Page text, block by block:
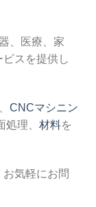
、医療、家
スを提供し
CNCマシニン
理、 材料を
気軽にお問